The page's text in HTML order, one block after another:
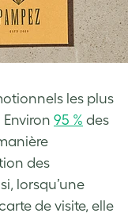
les plus
95 % des
des
lorsqu’une
de visite, elle